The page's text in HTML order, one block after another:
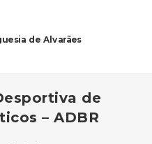
de Alvarães
de
– ADBR